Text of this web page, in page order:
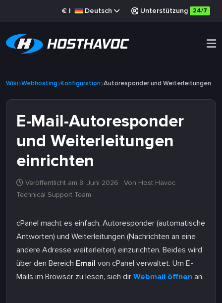
€ | Deutsch Unterstützung 24/7
Wiki Webhosting Konfiguration Autoresponder und Weiterleitungen
E-Mail-Autoresponder
und Weiterleitungen
einrichten
Veröffentlicht am 8. Juni 2026 · Von Host Havoc
Technical Support Team
cPanel macht es einfach, Autoresponder (automatische
Antworten) und Weiterleitungen (Nachrichten an eine
andere Adresse weiterleiten) einzurichten. Beides wird
über den Bereich Email von cPanel verwaltet. Um E-
Mails im Browser zu lesen, sieh dir Webmail öffnen an.